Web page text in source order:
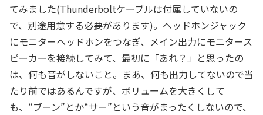
てみました(Thunderboltケーブルは付属していないの
で、別途用意する必要があります)。ヘッドホンジャック
にモニターヘッドホンをつなぎ、メイン出力にモニタース
ピーカーを接続してみて、最初に「あれ？」と思ったの
は、何も音がしないこと。まあ、何も出力してないので当
たり前ではあるんですが、ボリュームを大きくして
も、“ブーン”とか“サー”という音がまったくしないので、